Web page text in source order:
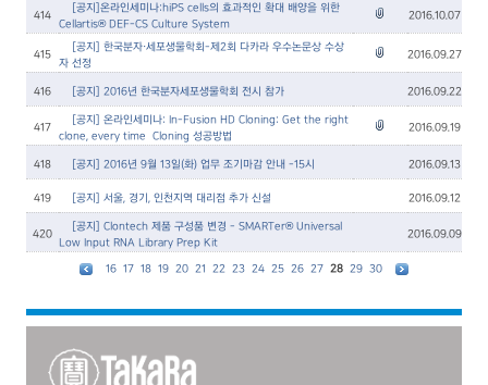
414
[공지]온라인세미나:hiPS cells의 효과적인 확대 배양을 위한
Cellartis® DEF-CS Culture System
2016.10.07
415
[공지] 한국분자·세포생물학회-제2회 다카라 우수논문상 수상
자 선정
2016.09.27
416 [공지] 2016년 한국분자세포생물학회 전시 참가 2016.09.22
417
[공지] 온라인세미나: In-Fusion HD Cloning: Get the right
clone, every time – Cloning 성공방법
2016.09.19
418 [공지] 2016년 9월 13일(화) 업무 조기마감 안내 -15시 2016.09.13
419 [공지] 서울, 경기, 인천지역 대리점 추가 신설 2016.09.12
420
[공지] Clontech 제품 구성품 변경 - SMARTer® Universal
Low Input RNA Library Prep Kit
2016.09.09
16 17 18 19 20 21 22 23 24 25 26 27 28 29 30